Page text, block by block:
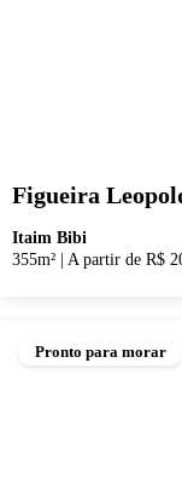
Figueira
Itaim Bibi
355m²
A partir de R$
Pronto para morar